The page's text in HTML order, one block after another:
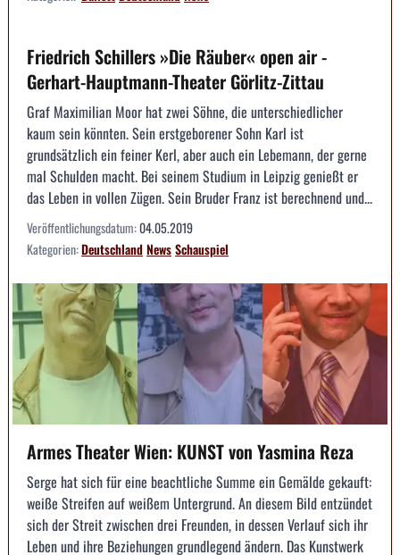
Friedrich Schillers »Die Räuber« open air -
Gerhart-Hauptmann-Theater Görlitz-Zittau
Graf Maximilian Moor hat zwei Söhne, die unterschiedlicher
kaum sein könnten. Sein erstgeborener Sohn Karl ist
grundsätzlich ein feiner Kerl, aber auch ein Lebemann, der gerne
mal Schulden macht. Bei seinem Studium in Leipzig genießt er
das Leben in vollen Zügen. Sein Bruder Franz ist berechnend und...
Veröffentlichungsdatum:04.05.2019
Kategorien:DeutschlandNewsSchauspiel
Armes Theater Wien: KUNST von Yasmina Reza
Serge hat sich für eine beachtliche Summe ein Gemälde gekauft:
weiße Streifen auf weißem Untergrund. An diesem Bild entzündet
sich der Streit zwischen drei Freunden, in dessen Verlauf sich ihr
Leben und ihre Beziehungen grundlegend ändern. Das Kunstwerk